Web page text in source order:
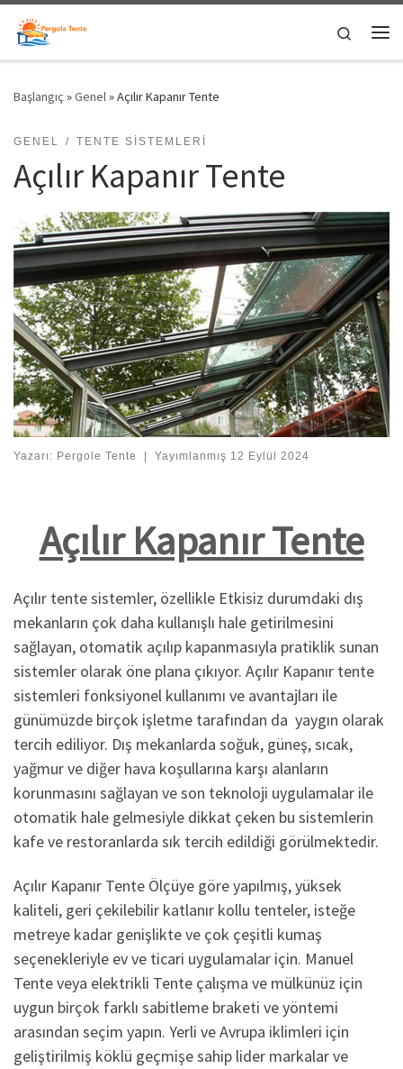
Skip to content
Search
Başlangıç »Genel»Açılır Kapanır Tente
GENEL TENTE SISTEMLERI
Açılır Kapanır Tente
Yazarı: Pergole Tente Yayımlanmış 12 Eylül 2024
Açılır Kapanır Tente
Açılır tente sistemler, özellikle Etkisiz durumdaki dış
mekanların çok daha kullanışlı hale getirilmesini
sağlayan, otomatik açılıp kapanmasıyla pratiklik sunan
sistemler olarak öne plana çıkıyor. Açılır Kapanır tente
sistemleri fonksiyonel kullanımı ve avantajları ile
günümüzde birçok işletme tarafından da yaygın olarak
tercih ediliyor. Dış mekanlarda soğuk, güneş, sıcak,
yağmur ve diğer hava koşullarına karşı alanların
korunmasını sağlayan ve son teknoloji uygulamalar ile
otomatik hale gelmesiyle dikkat çeken bu sistemlerin
kafe ve restoranlarda sık tercih edildiği görülmektedir.
Açılır Kapanır Tente Ölçüye göre yapılmış, yüksek
kaliteli, geri çekilebilir katlanır kollu tenteler, isteğe
metreye kadar genişlikte ve çok çeşitli kumaş
seçenekleriyle ev ve ticari uygulamalar için. Manuel
Tente veya elektrikli Tente çalışma ve mülkünüz için
uygun birçok farklı sabitleme braketi ve yöntemi
arasından seçim yapın. Yerli ve Avrupa iklimleri için
geliştirilmiş köklü geçmişe sahip lider markalar ve